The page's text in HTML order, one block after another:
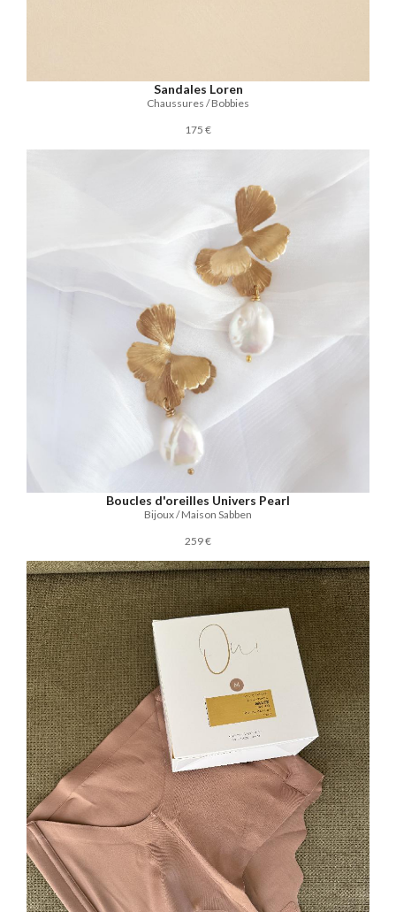
Sandales Loren
Chaussures / Bobbies
175 €
Boucles d'oreilles Univers Pearl
Bijoux / Maison Sabben
259 €